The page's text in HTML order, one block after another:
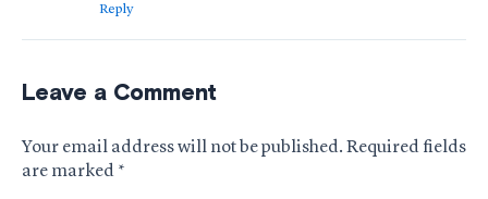
Reply
Leave a Comment
Your email address will not be published. Required fields
are marked *